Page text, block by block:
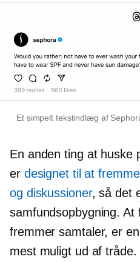
Et simpelt tekstindlæg af
En anden ting at huske
er designet til at
og diskussioner, så det
samfundsopbygning.
fremmer samtaler, er
mest muligt ud af tråde.